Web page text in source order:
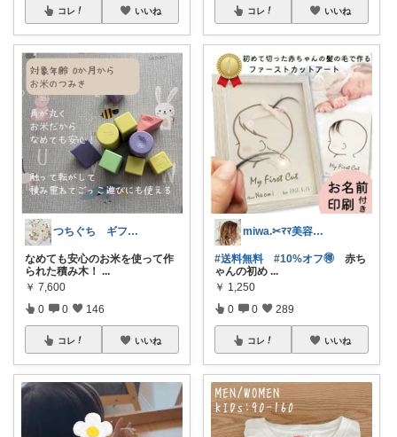
コレ いいね
つちぐち ギフト*暮らし
なめても安心のお米を使って作
られた積み木！ ...
￥ 7,600
0 0 146
コレ いいね
コレ いいね
miwa.✂︎ﾏﾏ美容師💎
#送料無料 #10%オフ🉐 赤ち
ゃんの初め ...
￥ 1,250
0 0 289
コレ いいね